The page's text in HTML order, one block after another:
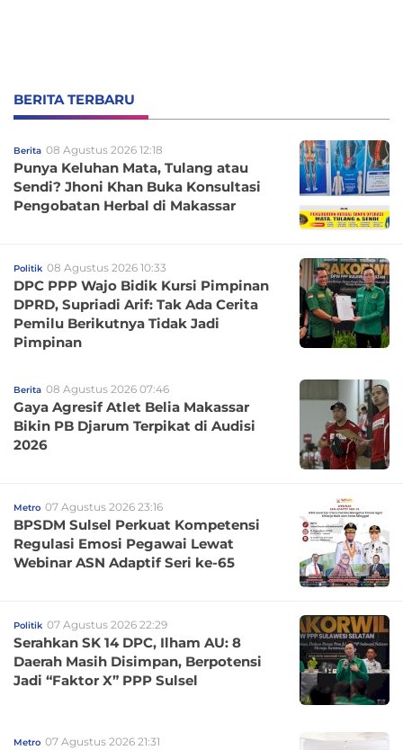
BERITA TERBARU
Berita 08 Agustus 2026 12:18
Punya Keluhan Mata, Tulang atau
Sendi? Jhoni Khan Buka Konsultasi
Pengobatan Herbal di Makassar
Politik 08 Agustus 2026 10:33
DPC PPP Wajo Bidik Kursi Pimpinan
DPRD, Supriadi Arif: Tak Ada Cerita
Pemilu Berikutnya Tidak Jadi
Pimpinan
Berita 08 Agustus 2026 07:46
Gaya Agresif Atlet Belia Makassar
Bikin PB Djarum Terpikat di Audisi
2026
Metro 07 Agustus 2026 23:16
BPSDM Sulsel Perkuat Kompetensi
Regulasi Emosi Pegawai Lewat
Webinar ASN Adaptif Seri ke-65
Politik 07 Agustus 2026 22:29
Serahkan SK 14 DPC, Ilham AU: 8
Daerah Masih Disimpan, Berpotensi
Jadi “Faktor X” PPP Sulsel
Metro 07 Agustus 2026 21:31